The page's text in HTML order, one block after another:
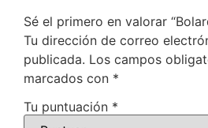
Sé el primero en valorar
Tu dirección de correo
publicada. Los campos
marcados con *
Tu puntuación *